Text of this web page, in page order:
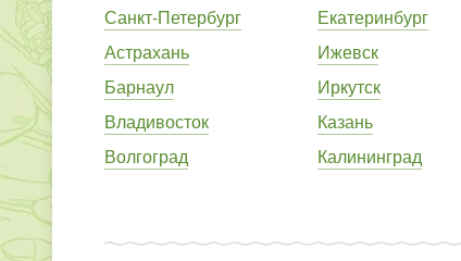
Санкт-Петербург
Астрахань
Барнаул
Владивосток
Волгоград
Екатеринбург
Ижевск
Иркутск
Казань
Калининград